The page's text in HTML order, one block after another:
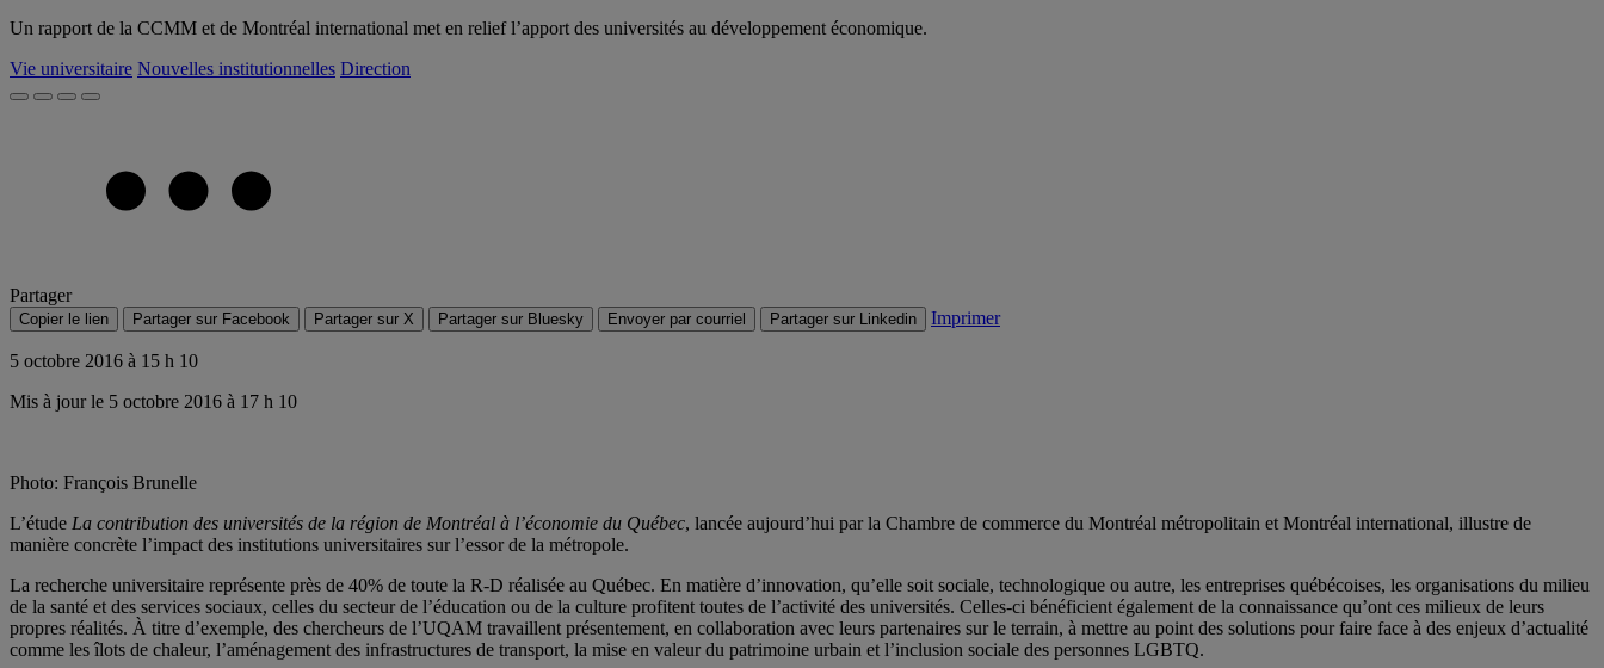
Un rapport de la CCMM et de Montréal international met en relief l’apport des universités au développement économique.
Vie universitaire Nouvelles institutionnelles Direction
Partager
Copier le lien Partager sur Facebook Partager sur X Partager sur Bluesky Envoyer par courriel Partager sur Linkedin Imprimer
5 octobre 2016 à 15 h 10
Mis à jour le 5 octobre 2016 à 17 h 10
Photo: François Brunelle
L’étude La contribution des universités de la région de Montréal à l’économie du Québec, lancée aujourd’hui par la Chambre de commerce du Montréal métropolitain et Montréal international, illustre de
manière concrète l’impact des institutions universitaires sur l’essor de la métropole.
La recherche universitaire représente près de 40% de toute la R-D réalisée au Québec. En matière d’innovation, qu’elle soit sociale, technologique ou autre, les entreprises québécoises, les organisations du milieu
de la santé et des services sociaux, celles du secteur de l’éducation ou de la culture profitent toutes de l’activité des universités. Celles-ci bénéficient également de la connaissance qu’ont ces milieux de leurs
propres réalités. À titre d’exemple, des chercheurs de l’UQAM travaillent présentement, en collaboration avec leurs partenaires sur le terrain, à mettre au point des solutions pour faire face à des enjeux d’actualité
comme les îlots de chaleur, l’aménagement des infrastructures de transport, la mise en valeur du patrimoine urbain et l’inclusion sociale des personnes LGBTQ.